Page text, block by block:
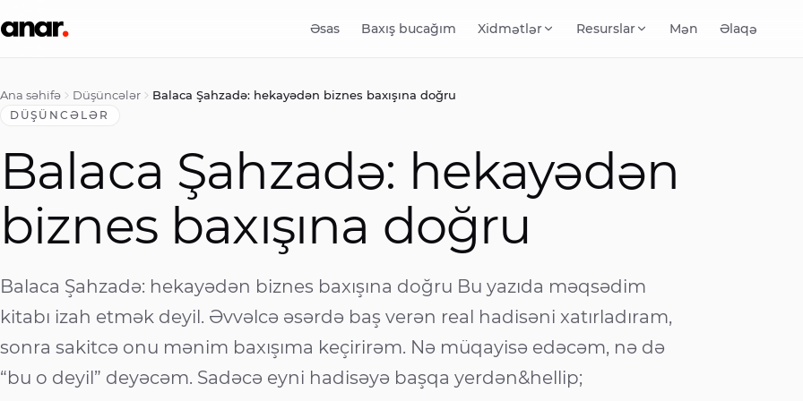
Əsas Baxış bucağım Xidmətlər Resurslar Mən Əlaqə
Ana səhifə Düşüncələr Balaca Şahzadə: hekayədən biznes baxışına doğru
DÜŞÜNCƏLƏR
Balaca Şahzadə: hekayədən
biznes baxışına doğru
Balaca Şahzadə: hekayədən biznes baxışına doğru Bu yazıda məqsədim
kitabı izah etmək deyil. Əvvəlcə əsərdə baş verən real hadisəni xatırladıram,
sonra sakitcə onu mənim baxışıma keçirirəm. Nə müqayisə edəcəm, nə də
“bu o deyil” deyəcəm. Sadəcə eyni hadisəyə başqa yerdən&hellip;